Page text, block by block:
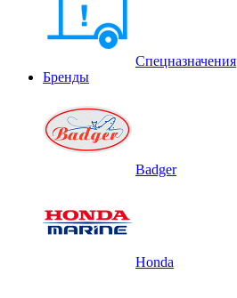
Спецназначения
Бренды
Badger
Honda